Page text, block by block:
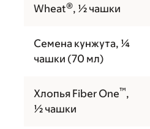
Wheat®, ½ чашки
Семена кунжута, ¼
чашки (70 мл)
Хлопья Fiber One™,
½ чашки